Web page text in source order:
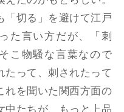
「切る」を避けて江戸
た言い方だが、「刺
こ物騒な言葉なので
たって、刺されたって
れを聞いた関西方面の